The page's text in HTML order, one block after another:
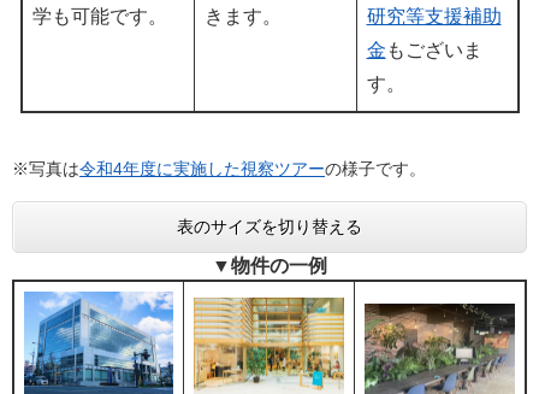
学も可能です。
きます。
研究等支援補助
金 もございま
す。
※写真は令和4年度に実施した視察ツアーの様子です。
表のサイズを切り替える
▼物件の一例